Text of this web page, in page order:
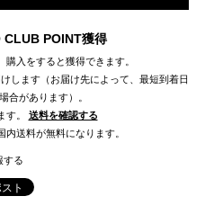
CLUB POINT獲得
購入をすると獲得できます。
します（お届け先によって、最短到着日
合があります）。
。
送料を確認する
送料が無料になります。
する